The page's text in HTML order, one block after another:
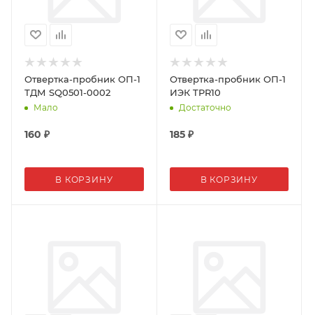
Отвертка-пробник ОП-1
ТДМ SQ0501-0002
Мало
160 ₽
В КОРЗИНУ
Отвертка-пробник ОП-1
ИЭК TPR10
Достаточно
185₽
В КОРЗИНУ